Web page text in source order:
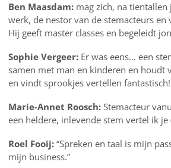
Ben Maasdam: mag zich, na
werk, de nestor van de stemacteurs en
Hij geeft master classes en begeleidt
Sophie Vergeer: Er was eens… een
samen met man en kinderen en houdt
en vindt sprookjes vertellen fantastisch!
Marie-Annet Roosch: Stemacteur
een heldere, inlevende stem vertel ik je
Roel Fooij: “Spreken en taal is mijn
mijn business.”